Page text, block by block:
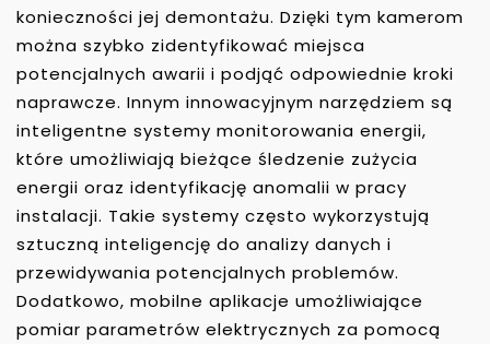
konieczności jej demontażu. Dzięki tym kamerom
można szybko zidentyfikować miejsca
potencjalnych awarii i podjąć odpowiednie kroki
naprawcze. Innym innowacyjnym narzędziem są
inteligentne systemy monitorowania energii,
które umożliwiają bieżące śledzenie zużycia
energii oraz identyfikację anomalii w pracy
instalacji. Takie systemy często wykorzystują
sztuczną inteligencję do analizy danych i
przewidywania potencjalnych problemów.
Dodatkowo, mobilne aplikacje umożliwiające
pomiar parametrów elektrycznych za pomocą